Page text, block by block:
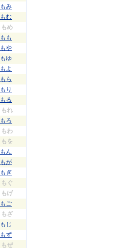
もみ
もむ
もめ
もも
もや
もゆ
もよ
もら
もり
もる
もれ
もろ
もわ
もを
もん
もが
もぎ
もぐ
もげ
もご
もざ
もじ
もず
もぜ